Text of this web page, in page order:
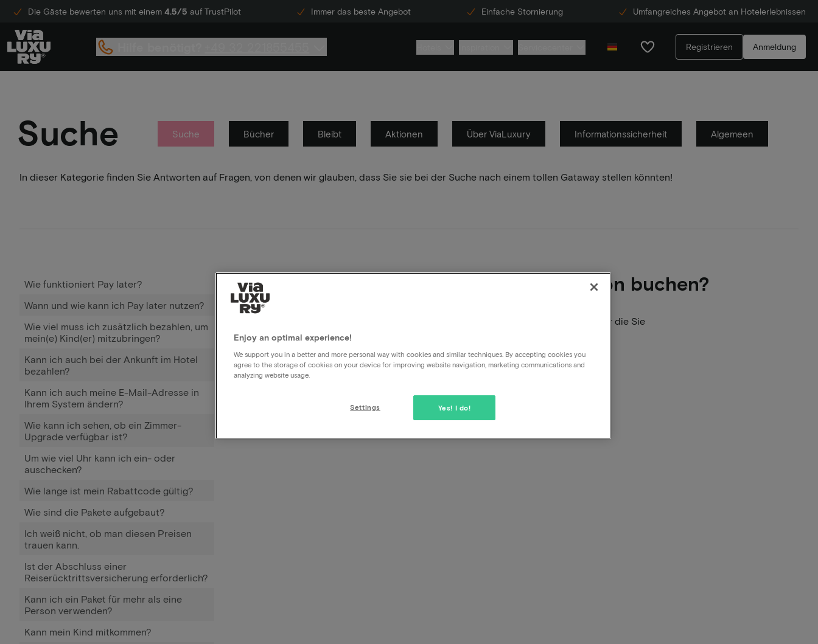
Die Gäste bewerten uns mit einem 4.5/5 auf TrustPilot Immer das beste Angebot Einfache Stornierung Umfangreiches Angebot an Hotelerlebnissen
Registrieren Anmeldung
Suche Suche Bücher Bleibt Aktionen Über ViaLuxury Informationssicherheit Algemeen
In dieser Kategorie finden Sie Antworten auf Fragen, von denen wir glauben, dass Sie sie bei der Suche nach einem tollen Gataway stellen könnten!
Wie funktioniert Pay later?
Wann und wie kann ich Pay later nutzen?
Wie viel muss ich zusätzlich bezahlen, um
mein(e) Kind(er) mitzubringen?
Kann ich auch bei der Ankunft im Hotel
bezahlen?
Kann ich auch meine E-Mail-Adresse in
Ihrem System ändern?
Wie kann ich sehen, ob ein Zimmer-
Upgrade verfügbar ist?
Um wie viel Uhr kann ich ein- oder
auschecken?
Wie lange ist mein Rabattcode gültig?
Wie sind die Pakete aufgebaut?
Ich weiß nicht, ob man diesen Preisen
trauen kann.
Ist der Abschluss einer
Reiserücktrittsversicherung erforderlich?
Kann ich ein Paket für mehr als eine
Person verwenden?
Kann mein Kind mitkommen?
Kann ich auch für eine andere Person buchen?
Ja, natürlich können Sie das, geben Sie einfach den Namen der Person, für die Sie
buchen, in die Kontaktdaten ein.
Enjoy an optimal experience!
We support you in a better and more personal way with cookies and similar techniques. By accepting cookies you
agree to the storage of cookies on your device for improving website navigation, marketing communications and
analyzing website usage.
Yes! I do!
Settings